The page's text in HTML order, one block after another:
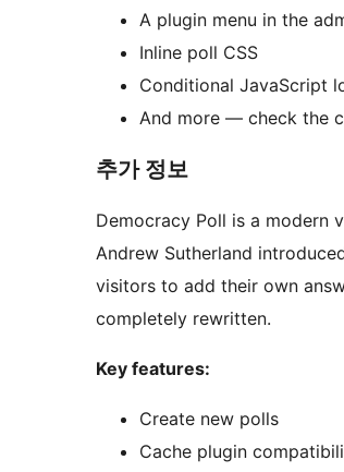
A plugin menu in the
Inline poll CSS
Conditional JavaScript
And more — check the
추가 정보
Democracy Poll is a modern
Andrew Sutherland
visitors to add their own
completely rewritten.
Key features:
Create new polls
Cache plugin